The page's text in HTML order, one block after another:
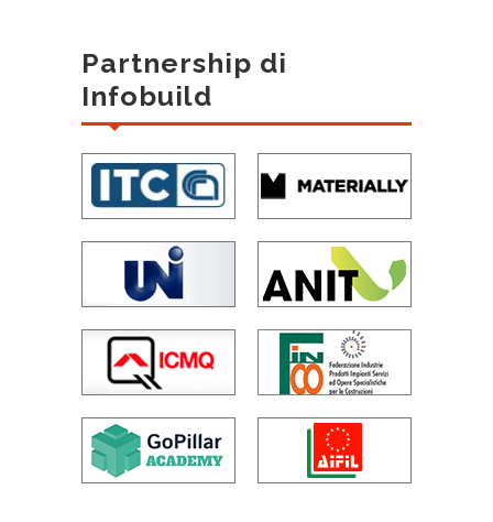
Partnership di
Infobuild